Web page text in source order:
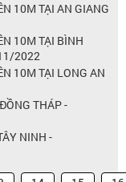
10M TẠI AN GIANG
10M TẠI BÌNH
2022
10M TẠI LONG AN
THÁP -
NINH -